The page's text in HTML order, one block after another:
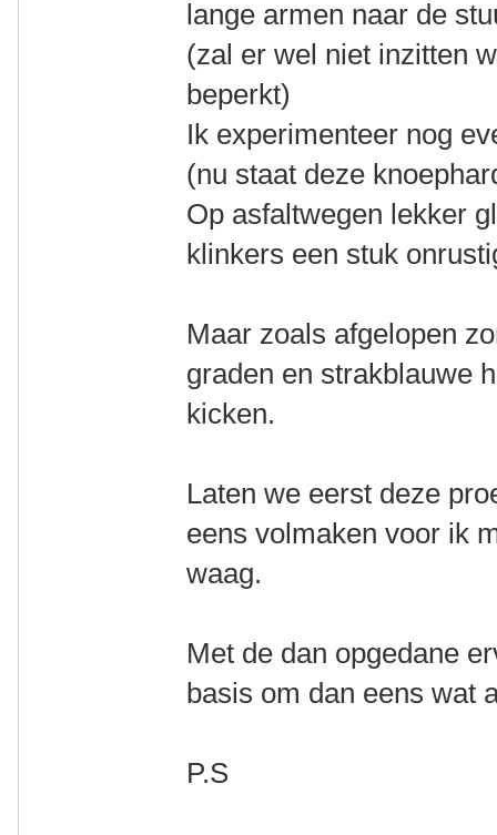
lange armen naar de
(zal er wel niet inzitten
beperkt)
Ik experimenteer nog
(nu staat deze
Op asfaltwegen lekker
klinkers een stuk
Maar zoals afgelopen
graden en strakblauwe
kicken.
Laten we eerst deze
eens volmaken voor ik
waag.
Met de dan opgedane
basis om dan eens wat
P.S